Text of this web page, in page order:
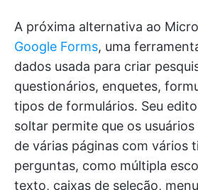
A próxima alternativa ao
Google Forms, uma
dados usada para criar
questionários, enquetes,
tipos de formulários. Seu
soltar permite que os
de várias páginas com vários
perguntas, como múltipla
texto, caixas de seleção,